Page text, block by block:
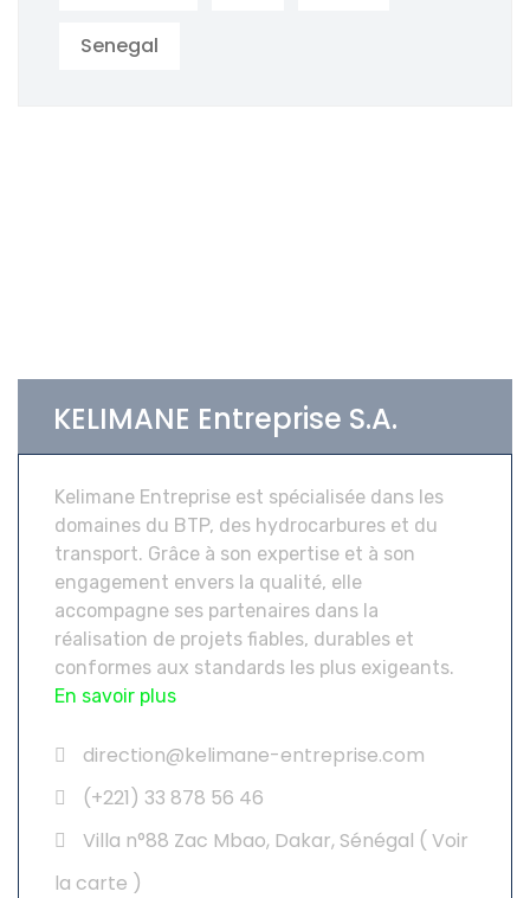
Senegal
KELIMANE Entreprise S.A.
Kelimane Entreprise est spécialisée dans les
domaines du BTP, des hydrocarbures et du
transport. Grâce à son expertise et à son
engagement envers la qualité, elle
accompagne ses partenaires dans la
réalisation de projets fiables, durables et
conformes aux standards les plus exigeants.
En savoir plus
direction@kelimane-entreprise.com
(+221) 33 878 56 46
Villa n°88 Zac Mbao, Dakar, Sénégal ( Voir
la carte )